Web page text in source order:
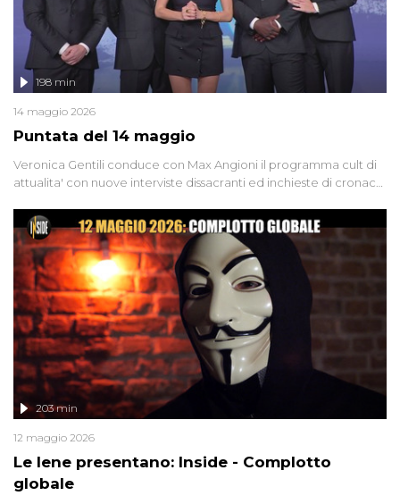
Puntata del 14 maggio
198 min
14 maggio 2026
Veronica Gentili conduce con Max Angioni il programma cult di
attualita' con nuove interviste dissacranti ed inchieste di cronaca
Le Iene presentano: Inside - Complotto
globale
203 min
12 maggio 2026